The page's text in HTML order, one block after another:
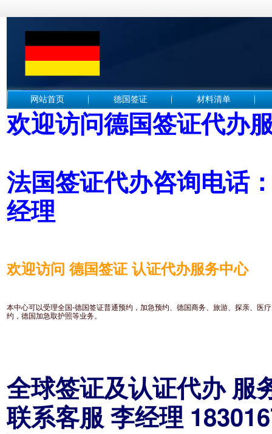
网站首页 德国签证 材料清单
欢迎访问德国签证代办
法国签证代办咨询电话
经理
欢迎访问 德国签证 认证代办服务中心
本中心可以受理全国-德国签证普通预约，加急预约、德国商务、旅游、探亲、医
约，德国加急取护照等业务。
全球签证及
联系客服 李经理